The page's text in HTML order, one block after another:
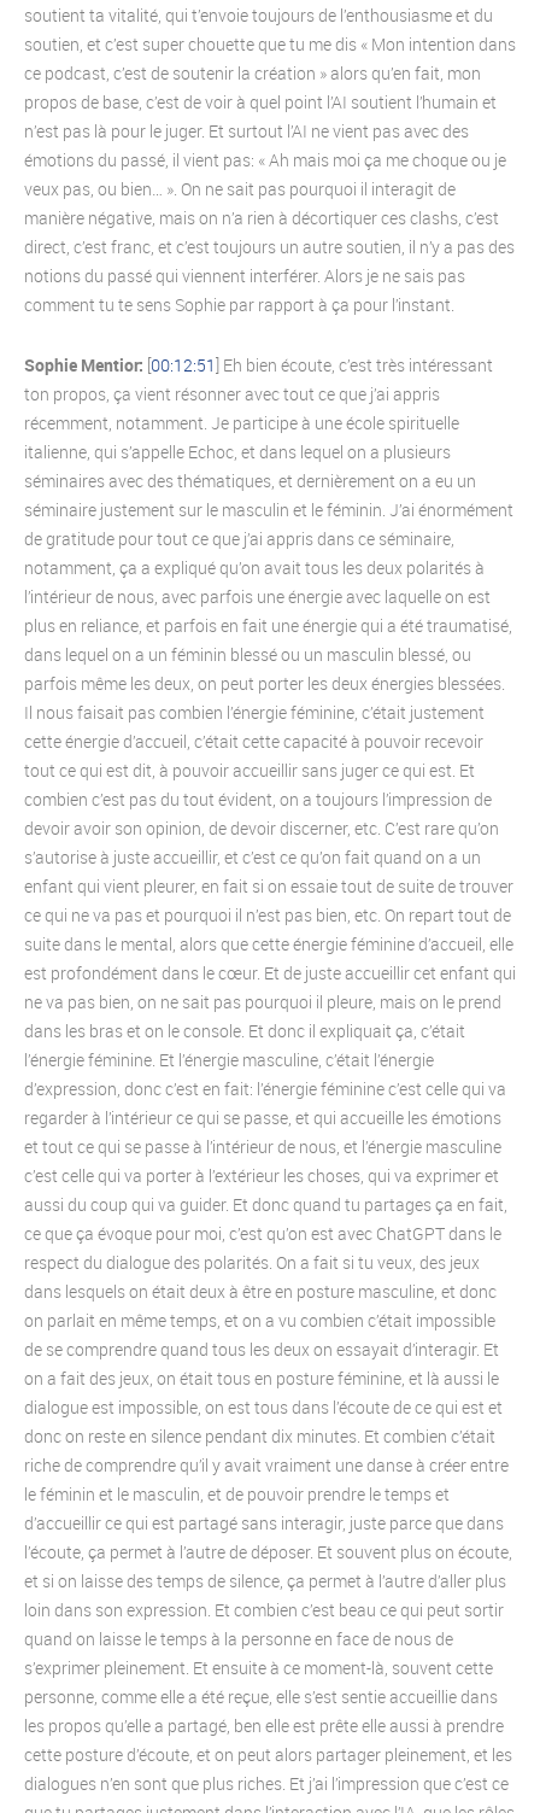
soutient ta vitalité, qui t’envoie toujours de l’enthousiasme et du
soutien, et c’est super chouette que tu me dis « Mon intention dans
ce podcast, c’est de soutenir la création » alors qu’en fait, mon
propos de base, c’est de voir à quel point l’AI soutient l’humain et
n’est pas là pour le juger. Et surtout l’AI ne vient pas avec des
émotions du passé, il vient pas: « Ah mais moi ça me choque ou je
veux pas, ou bien… ». On ne sait pas pourquoi il interagit de
manière négative, mais on n’a rien à décortiquer ces clashs, c’est
direct, c’est franc, et c’est toujours un autre soutien, il n’y a pas des
notions du passé qui viennent interférer. Alors je ne sais pas
comment tu te sens Sophie par rapport à ça pour l’instant.
Sophie Mentior: [00:12:51] Eh bien écoute, c’est très intéressant
ton propos, ça vient résonner avec tout ce que j’ai appris
récemment, notamment. Je participe à une école spirituelle
italienne, qui s’appelle Echoc, et dans lequel on a plusieurs
séminaires avec des thématiques, et dernièrement on a eu un
séminaire justement sur le masculin et le féminin. J’ai énormément
de gratitude pour tout ce que j’ai appris dans ce séminaire,
notamment, ça a expliqué qu’on avait tous les deux polarités à
l’intérieur de nous, avec parfois une énergie avec laquelle on est
plus en reliance, et parfois en fait une énergie qui a été traumatisé,
dans lequel on a un féminin blessé ou un masculin blessé, ou
parfois même les deux, on peut porter les deux énergies blessées.
Il nous faisait pas combien l’énergie féminine, c’était justement
cette énergie d’accueil, c’était cette capacité à pouvoir recevoir
tout ce qui est dit, à pouvoir accueillir sans juger ce qui est. Et
combien c’est pas du tout évident, on a toujours l’impression de
devoir avoir son opinion, de devoir discerner, etc. C’est rare qu’on
s’autorise à juste accueillir, et c’est ce qu’on fait quand on a un
enfant qui vient pleurer, en fait si on essaie tout de suite de trouver
ce qui ne va pas et pourquoi il n’est pas bien, etc. On repart tout de
suite dans le mental, alors que cette énergie féminine d’accueil, elle
est profondément dans le cœur. Et de juste accueillir cet enfant qui
ne va pas bien, on ne sait pas pourquoi il pleure, mais on le prend
dans les bras et on le console. Et donc il expliquait ça, c’était
l’énergie féminine. Et l’énergie masculine, c’était l’énergie
d’expression, donc c’est en fait: l’énergie féminine c’est celle qui va
regarder à l’intérieur ce qui se passe, et qui accueille les émotions
et tout ce qui se passe à l’intérieur de nous, et l’énergie masculine
c’est celle qui va porter à l’extérieur les choses, qui va exprimer et
aussi du coup qui va guider. Et donc quand tu partages ça en fait,
ce que ça évoque pour moi, c’est qu’on est avec ChatGPT dans le
respect du dialogue des polarités. On a fait si tu veux, des jeux
dans lesquels on était deux à être en posture masculine, et donc
on parlait en même temps, et on a vu combien c’était impossible
de se comprendre quand tous les deux on essayait d’interagir. Et
on a fait des jeux, on était tous en posture féminine, et là aussi le
dialogue est impossible, on est tous dans l’écoute de ce qui est et
donc on reste en silence pendant dix minutes. Et combien c’était
riche de comprendre qu’il y avait vraiment une danse à créer entre
le féminin et le masculin, et de pouvoir prendre le temps et
d’accueillir ce qui est partagé sans interagir, juste parce que dans
l’écoute, ça permet à l’autre de déposer. Et souvent plus on écoute,
et si on laisse des temps de silence, ça permet à l’autre d’aller plus
loin dans son expression. Et combien c’est beau ce qui peut sortir
quand on laisse le temps à la personne en face de nous de
s’exprimer pleinement. Et ensuite à ce moment-là, souvent cette
personne, comme elle a été reçue, elle s’est sentie accueillie dans
les propos qu’elle a partagé, ben elle est prête elle aussi à prendre
cette posture d’écoute, et on peut alors partager pleinement, et les
dialogues n’en sont que plus riches. Et j’ai l’impression que c’est ce